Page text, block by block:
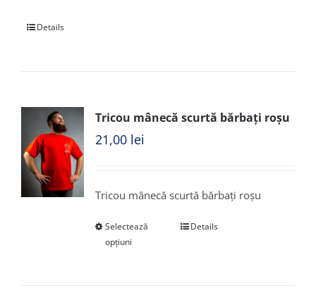
Details
Tricou mânecă scurtă bărbați roșu
21,00 lei
Tricou mânecă scurtă bărbați roșu
Selectează
opțiuni
Details